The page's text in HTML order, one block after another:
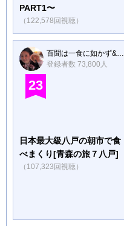
PART1〜
（122,578回視聴）
百聞は一食に如かず&お助け!?モンちゃんZ
登録者数 73,800人
23
日本最大級八戸の朝市で食
べまくり[青森の旅７八戸]
（107,323回視聴）